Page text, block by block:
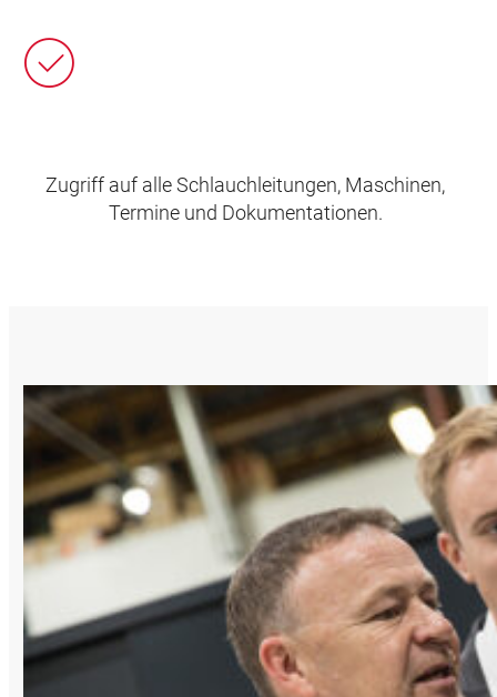
Zugriff auf alle Schlauchleitungen, Maschinen,
Termine und Dokumentationen.